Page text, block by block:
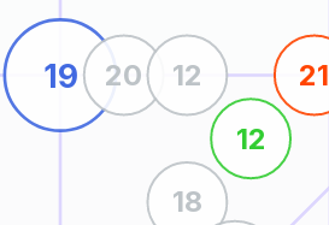
19
18
12
21
20 12